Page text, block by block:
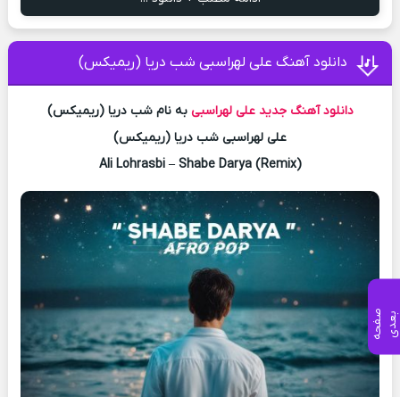
دانلود آهنگ علی لهراسبی شب دریا (ریمیکس)
دانلود آهنگ جدید علی لهراسبی به نام شب دریا (ریمیکس)
علی لهراسبی شب دریا (ریمیکس)
Ali Lohrasbi – Shabe Darya (Remix)
ص
ف
ح
ه ب ع
د ی